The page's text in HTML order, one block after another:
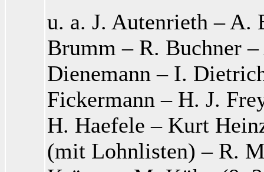
u. a. J. Autenrieth – A.
Brumm – R. Buchner –
Dienemann – I.
Fickermann – H. J.
H. Haefele – Kurt
(mit Lohnlisten) – R.